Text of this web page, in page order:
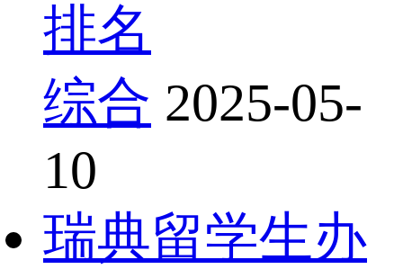
排名
综合 2025-05-
10
瑞典留学生办